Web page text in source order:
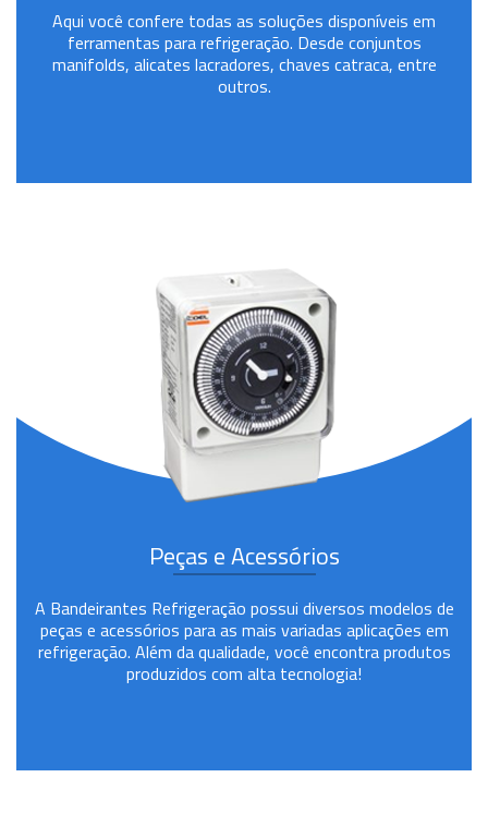
Aqui você confere todas as soluções disponíveis em
ferramentas para refrigeração. Desde conjuntos
manifolds, alicates lacradores, chaves catraca, entre
outros.
Peças e Acessórios
A Bandeirantes Refrigeração possui diversos modelos de
peças e acessórios para as mais variadas aplicações em
refrigeração. Além da qualidade, você encontra produtos
produzidos com alta tecnologia!